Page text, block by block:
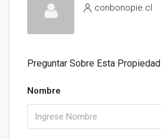
conbonopie.cl
Preguntar Sobre Esta Propiedad
Nombre